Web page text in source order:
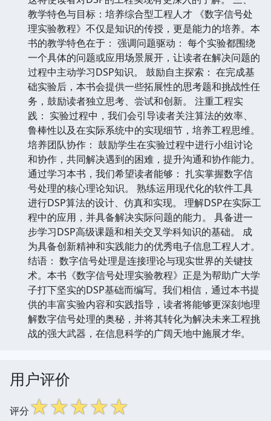
教学特色与目标：培养综合型工程人才 《数字信号处
理实验教程》不仅是知识的传授，更是能力的培养。本
书的教学特色在于： 强调问题驱动： 每个实验都围绕
一个具体的问题或应用场景展开，让读者在解决问题的
过程中主动学习DSP知识。 鼓励自主探索： 在完成基
础实验后，本书会提供一些拓展性的思考题和挑战性任
务，鼓励读者独立思考、尝试和创新。 注重工程实
践： 实验过程中，我们会引导读者关注算法的效率、
鲁棒性以及在实际系统中的实现细节，培养工程思维。
培养团队协作： 鼓励学生在实验过程中进行小组讨论
和协作，共同解决遇到的困难，提升沟通和协作能力。
通过学习本书，我们希望读者能够： 扎实掌握数字信
号处理的核心理论知识。 熟练运用现代化的软件工具
进行DSP算法的设计、仿真和实现。 理解DSP在实际工
程中的应用，并具备解决实际问题的能力。 具备进一
步学习DSP高级课题和相关交叉学科知识的基础。 成
为具备创新精神和实践能力的优秀电子信息工程人才。
结语： 数字信号处理是连接理论与现实世界的关键技
术。本书《数字信号处理实验教程》正是为帮助广大学
子打下坚实的DSP基础而编写。我们相信，通过本书提
供的丰富实验内容和实践指导，读者将能够更深刻地理
解数字信号处理的奥秘，并将其转化为解决未来工程挑
战的强大武器，在信息科学的广阔天地中施展才华。
用户评价
评分☆☆☆☆☆